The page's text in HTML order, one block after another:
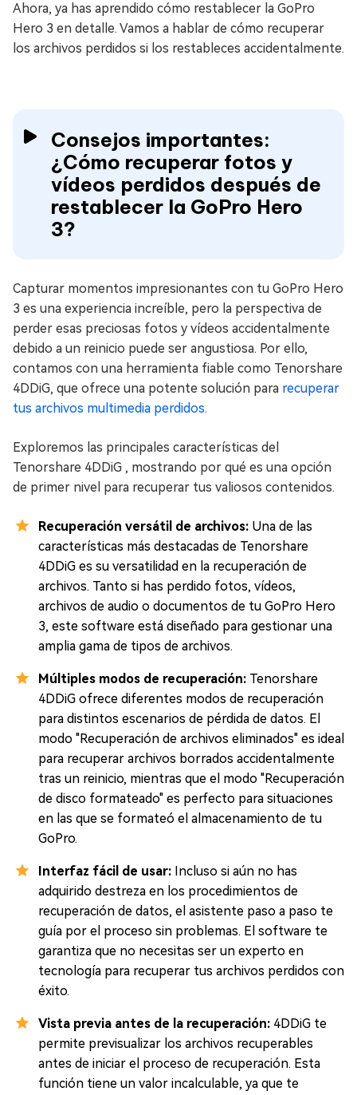
Ahora, ya has aprendido cómo restablecer la GoPro
Hero 3 en detalle. Vamos a hablar de cómo recuperar
los archivos perdidos si los restableces accidentalmente.
Consejos importantes:
¿Cómo recuperar fotos y
vídeos perdidos después de
restablecer la GoPro Hero
3?
Capturar momentos impresionantes con tu GoPro Hero
3 es una experiencia increíble, pero la perspectiva de
perder esas preciosas fotos y vídeos accidentalmente
debido a un reinicio puede ser angustiosa. Por ello,
contamos con una herramienta fiable como Tenorshare
4DDiG, que ofrece una potente solución para recuperar
tus archivos multimedia perdidos.
Exploremos las principales características del
Tenorshare 4DDiG , mostrando por qué es una opción
de primer nivel para recuperar tus valiosos contenidos.
Recuperación versátil de archivos: Una de las
características más destacadas de Tenorshare
4DDiG es su versatilidad en la recuperación de
archivos. Tanto si has perdido fotos, vídeos,
archivos de audio o documentos de tu GoPro Hero
3, este software está diseñado para gestionar una
amplia gama de tipos de archivos.
Múltiples modos de recuperación: Tenorshare
4DDiG ofrece diferentes modos de recuperación
para distintos escenarios de pérdida de datos. El
modo "Recuperación de archivos eliminados" es ideal
para recuperar archivos borrados accidentalmente
tras un reinicio, mientras que el modo "Recuperación
de disco formateado" es perfecto para situaciones
en las que se formateó el almacenamiento de tu
GoPro.
Interfaz fácil de usar: Incluso si aún no has
adquirido destreza en los procedimientos de
recuperación de datos, el asistente paso a paso te
guía por el proceso sin problemas. El software te
garantiza que no necesitas ser un experto en
tecnología para recuperar tus archivos perdidos con
éxito.
Vista previa antes de la recuperación: 4DDiG te
permite previsualizar los archivos recuperables
antes de iniciar el proceso de recuperación. Esta
función tiene un valor incalculable, ya que te